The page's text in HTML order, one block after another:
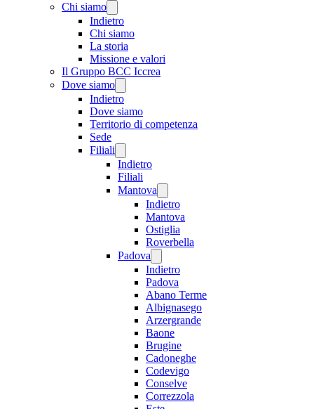
Chi siamo
Indietro
Chi siamo
La storia
Missione e valori
Il Gruppo BCC Iccrea
Dove siamo
Indietro
Dove siamo
Territorio di competenza
Sede
Filiali
Indietro
Filiali
Mantova
Indietro
Mantova
Ostiglia
Roverbella
Padova
Indietro
Padova
Abano Terme
Albignasego
Arzergrande
Baone
Brugine
Cadoneghe
Codevigo
Conselve
Correzzola